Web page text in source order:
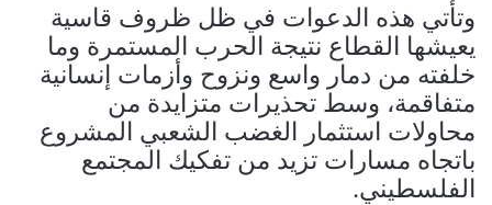
وتأتي هذه الدعوات في ظل ظروف قاسية
يعيشها القطاع نتيجة الحرب المستمرة وما
خلفته من دمار واسع ونزوح وأزمات إنسانية
متفاقمة، وسط تحذيرات متزايدة من
محاولات استثمار الغضب الشعبي المشروع
باتجاه مسارات تزيد من تفكيك المجتمع
الفلسطيني.